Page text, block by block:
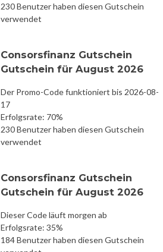
230 Benutzer haben diesen Gutschein
verwendet
Consorsfinanz Gutschein
Gutschein für August 2026
Der Promo-Code funktioniert bis 2026-08-
17
Erfolgsrate: 70%
230 Benutzer haben diesen Gutschein
verwendet
Consorsfinanz Gutschein
Gutschein für August 2026
Dieser Code läuft morgen ab
Erfolgsrate: 35%
184 Benutzer haben diesen Gutschein